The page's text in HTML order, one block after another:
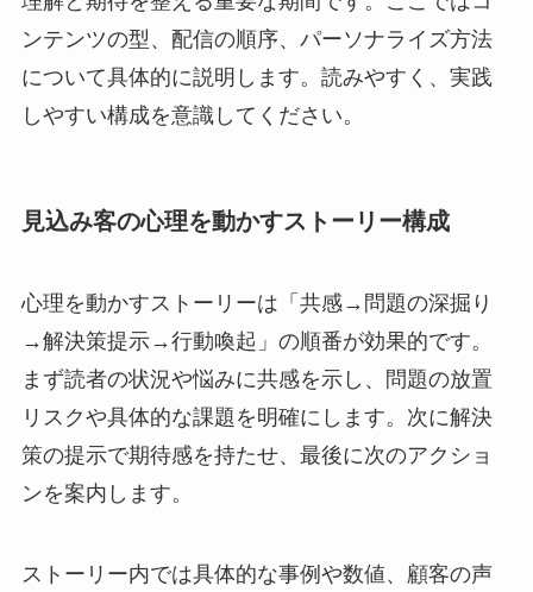
ンテンツの型、配信の順序、パーソナライズ方法
について具体的に説明します。読みやすく、実践
しやすい構成を意識してください。
見込み客の心理を動かすストーリー構成
心理を動かすストーリーは「共感→問題の深掘り
→解決策提示→行動喚起」の順番が効果的です。
まず読者の状況や悩みに共感を示し、問題の放置
リスクや具体的な課題を明確にします。次に解決
策の提示で期待感を持たせ、最後に次のアクショ
ンを案内します。
ストーリー内では具体的な事例や数値、顧客の声